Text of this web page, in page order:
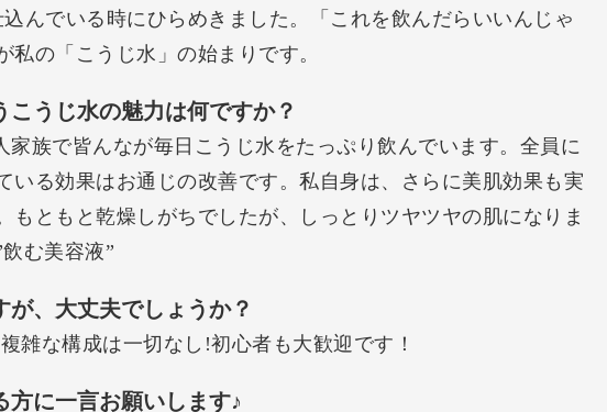
んでいる時にひらめきました。「これを飲んだらいいんじゃ
私の「こうじ水」の始まりです。
こうじ水の魅力は何ですか？
家族で皆んなが毎日こうじ水をたっぷり飲んでいます。全員に
いる効果はお通じの改善です。私自身は、さらに美肌効果も実
もともと乾燥しがちでしたが、しっとりツヤツヤの肌になりま
む美容液”
が、大丈夫でしょうか？
雑な構成は一切なし!初心者も大歓迎です！
方に一言お願いします♪